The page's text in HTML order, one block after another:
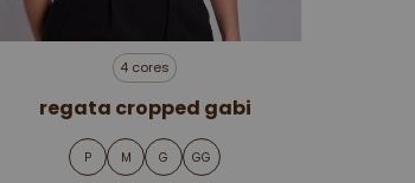
4 cores
regata cropped gabi
P M G GG